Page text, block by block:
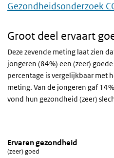
Gezondheidsonderzoek
Groot deel ervaart
Deze zevende meting laat zien
jongeren (84%) een (zeer)
percentage is vergelijkbaar met
meting. Van de jongeren gaf
vond hun gezondheid (zeer)
Ervaren gezondheid
Sla de grafiek 'Ervaren
Ervaren gezondheid
Lijn grafiek met 7 data punten.
Ervaren gezondheid
(zeer) goed